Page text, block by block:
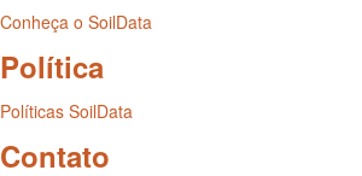
Conheça o SoilData
Política
Políticas SoilData
Contato